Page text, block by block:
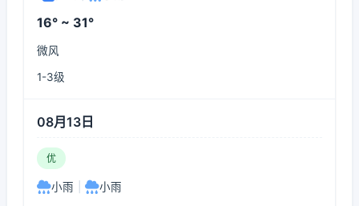
16° ~ 31°
微风
1-3级
08月13日
优
小雨 小雨